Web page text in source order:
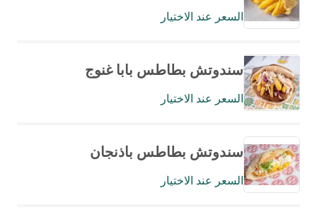
السعر عند الاختيار
سندوتش بطاطس بابا غنوج
السعر عند الاختيار
سندوتش بطاطس باذنجان
السعر عند الاختيار